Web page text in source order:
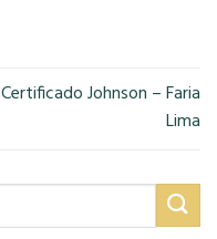
Certificado Johnson – Faria
Lima